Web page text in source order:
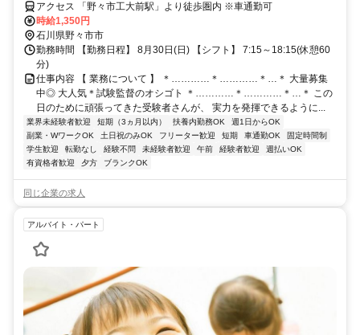
アクセス 「野々市工大前駅」より徒歩圏内 ※車通勤可
時給1,350円
石川県野々市市
勤務時間 【勤務日程】 8月30日(日) 【シフト】 7:15～18:15(休憩60
分)
仕事内容 【 業務について 】 ＊…………＊…………＊…＊ 大量募集
中◎ 大人気＊試験監督のオシゴト ＊…………＊…………＊…＊ この
日のために頑張ってきた受験者さんが、 実力を発揮できるように...
業界未経験者歓迎 短期（3ヵ月以内） 扶養内勤務OK
週1日からOK
副業・WワークOK
土日祝のみOK フリーター歓迎 短期 車通勤OK
固定時間制
学生歓迎
転勤なし 経験不問 未経験者歓迎 午前 経験者歓迎
週払いOK
有資格者歓迎
夕方 ブランクOK
同じ企業の求人
アルバイト・パート